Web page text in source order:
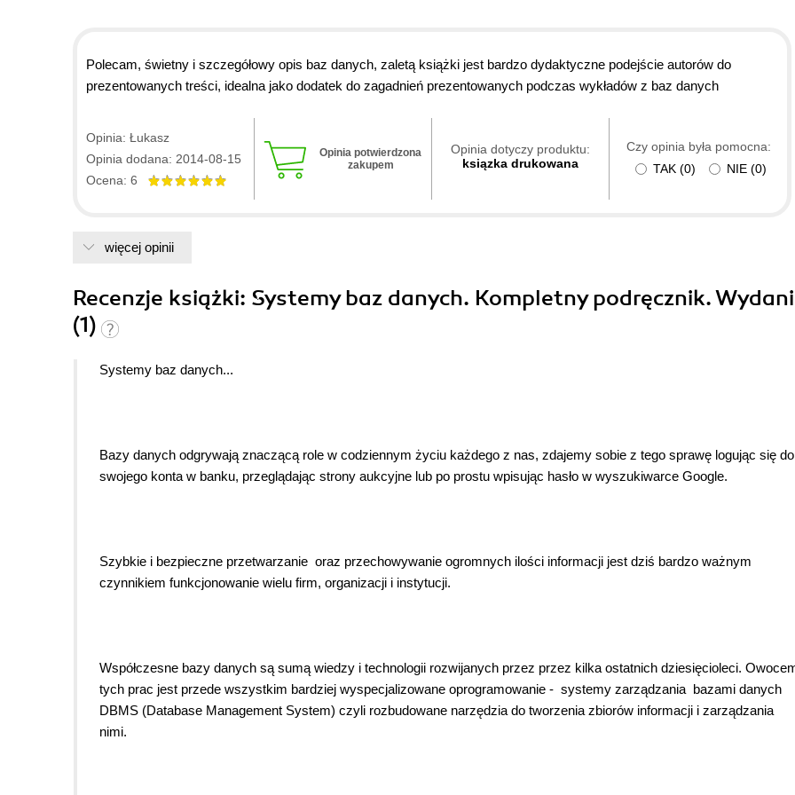
Polecam, świetny i szczegółowy opis baz danych, zaletą książki jest bardzo dydaktyczne podejście autorów do
prezentowanych treści, idealna jako dodatek do zagadnień prezentowanych podczas wykładów z baz danych
Opinia: Łukasz
Opinia dodana: 2014-08-15
Ocena: 6
Opinia potwierdzona
zakupem
Opinia dotyczy produktu:
ksiązka drukowana
Czy opinia była pomocna:
TAK (0) NIE (0)
więcej opinii
Recenzje książki: Systemy baz danych. Kompletny podręcznik.
(1)
Systemy baz danych...
Bazy danych odgrywają znaczącą role w codziennym życiu każdego z nas, zdajemy sobie z tego sprawę logując się do
swojego konta w banku, przeglądając strony aukcyjne lub po prostu wpisując hasło w wyszukiwarce Google.
Szybkie i bezpieczne przetwarzanie oraz przechowywanie ogromnych ilości informacji jest dziś bardzo ważnym
czynnikiem funkcjonowanie wielu firm, organizacji i instytucji.
Współczesne bazy danych są sumą wiedzy i technologii rozwijanych przez przez kilka ostatnich dziesięcioleci.
tych prac jest przede wszystkim bardziej wyspecjalizowane oprogramowanie - systemy zarządzania bazami danych
DBMS (Database Management System) czyli rozbudowane narzędzia do tworzenia zbiorów informacji i zarządzania
nimi.